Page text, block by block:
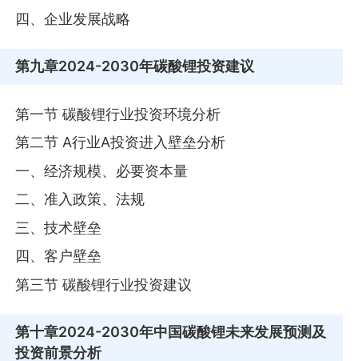
四、企业发展战略
第九章2024-2030年碳酸锂投资建议
第一节 碳酸锂行业投资环境分析
第二节 A行业A投资进入壁垒分析
一、经济规模、必要资本量
二、准入政策、法规
三、技术壁垒
四、客户壁垒
第三节 碳酸锂行业投资建议
第十章2024-2030年中国碳酸锂未来发展预测及
投资前景分析